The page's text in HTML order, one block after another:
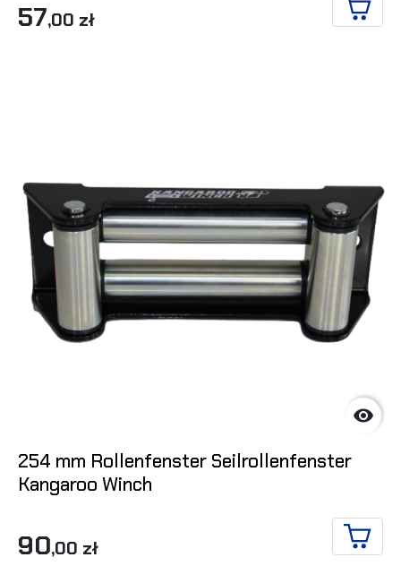
57,00 zł IN

254 mm Rollenfenster Seilrollenfenster
Kangaroo Winch
90,00 zł IN